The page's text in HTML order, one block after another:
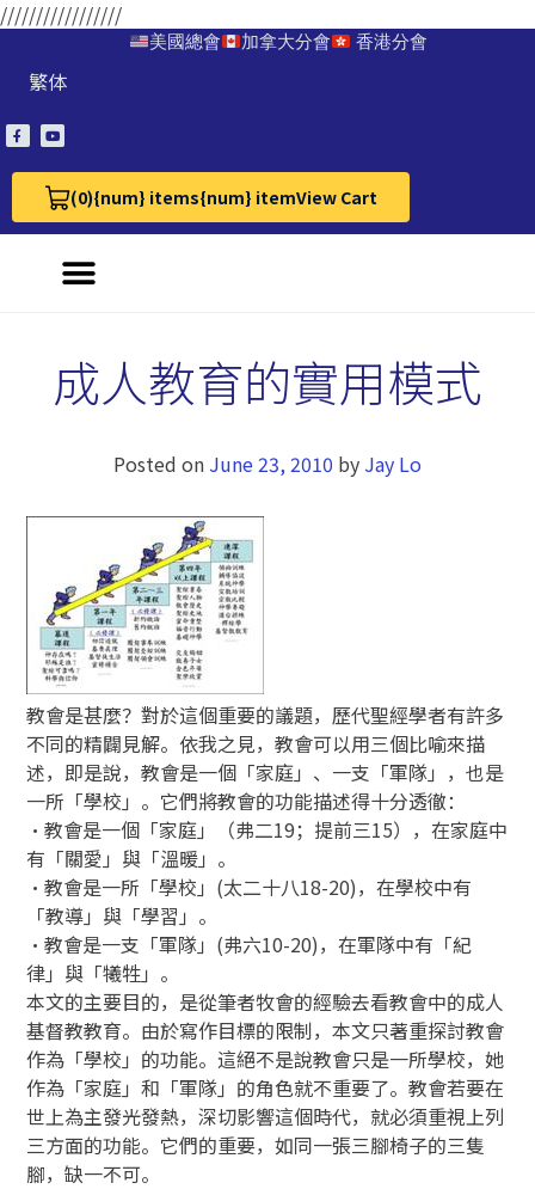
/////////////////
美國總會 加拿大分會 香港分會
繁体
(0)
View Cart 0{num} items{num} itemView Cart
成人教育的實用模式
Posted on June 23, 2010 by Jay Lo
教會是甚麼？對於這個重要的議題，歷代聖經學者有許多
不同的精闢見解。依我之見，教會可以用三個比喻來描
述，即是說，教會是一個「家庭」、一支「軍隊」，也是
一所「學校」。它們將教會的功能描述得十分透徹：
‧教會是一個「家庭」（弗二19；提前三15），在家庭中
有「關愛」與「溫暖」。
‧教會是一所「學校」(太二十八18-20)，在學校中有
「教導」與「學習」。
‧教會是一支「軍隊」(弗六10-20)，在軍隊中有「紀
律」與「犧牲」。
本文的主要目的，是從筆者牧會的經驗去看教會中的成人
基督教教育。由於寫作目標的限制，本文只著重探討教會
作為「學校」的功能。這絕不是說教會只是一所學校，她
作為「家庭」和「軍隊」的角色就不重要了。教會若要在
世上為主發光發熱，深切影響這個時代，就必須重視上列
三方面的功能。它們的重要，如同一張三腳椅子的三隻
腳，缺一不可。